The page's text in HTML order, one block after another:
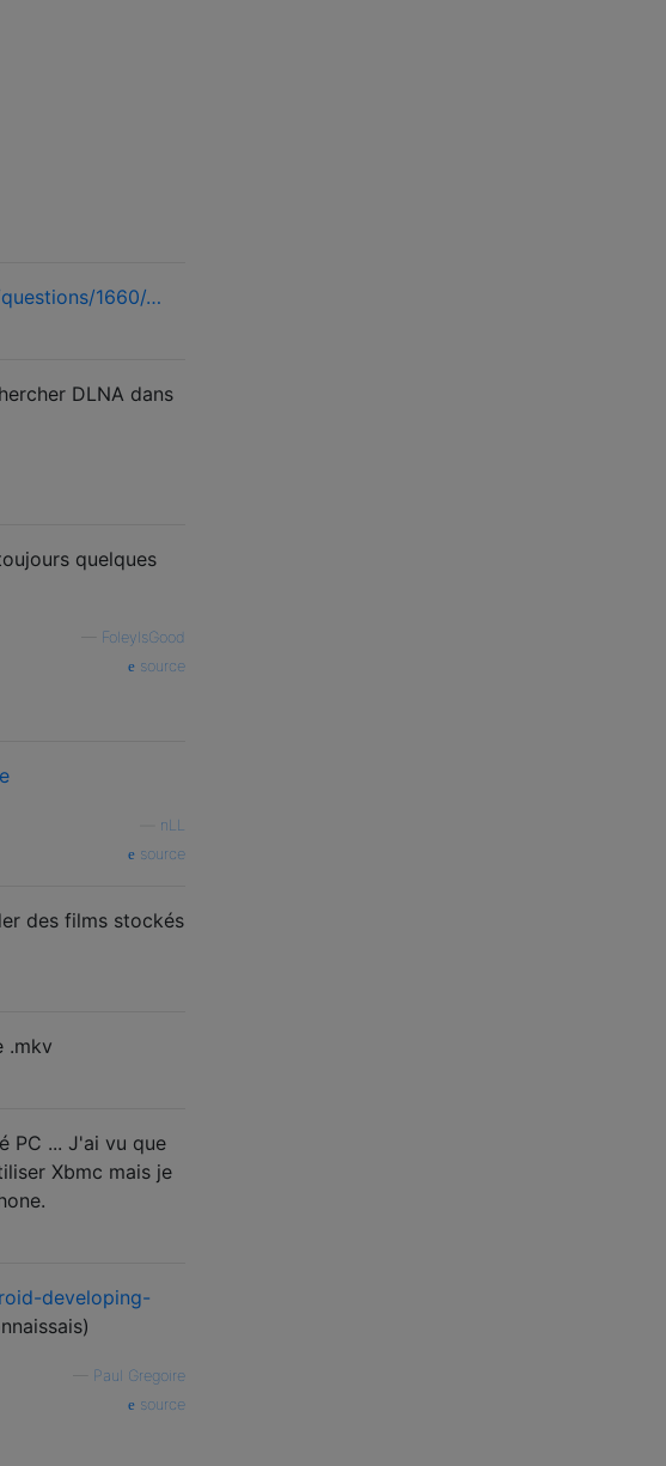
1660/…
DLNA dans
quelques
FoleyIsGood
source
nLL
source
des films stockés
.mkv
PC ... J'ai vu que
Xbmc mais je
developing-
Paul Gregoire
source